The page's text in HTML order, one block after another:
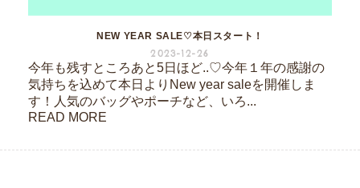
NEW YEAR SALE♡本日スタート！
2023-12-26
今年も残すところあと5日ほど..♡今年１年の感謝の
気持ちを込めて本日よりNew year saleを開催しま
す！人気のバッグやポーチなど、いろ...
READ MORE